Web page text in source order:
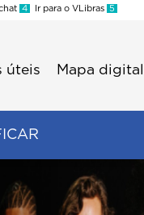
4 Ir para o VLibras 5
úteis Mapa digital